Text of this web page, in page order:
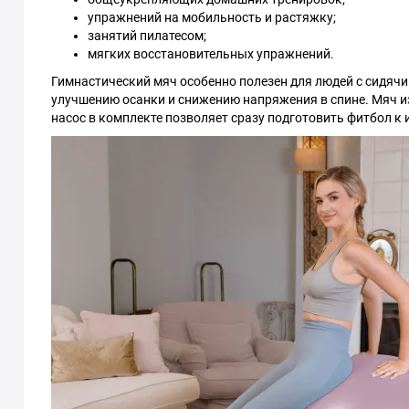
упражнений на мобильность и растяжку;
занятий пилатесом;
мягких восстановительных упражнений.
Гимнастический мяч особенно полезен для людей с
улучшению осанки и снижению напряжения в спине. Мяч
насос в комплекте позволяет сразу подготовить фитбол